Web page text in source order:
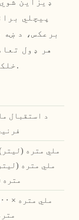
پیچلي
برعکس، د
هر ډول
خلکو عمومي تاثر ته وده ورکړي.
د استقبال
متره